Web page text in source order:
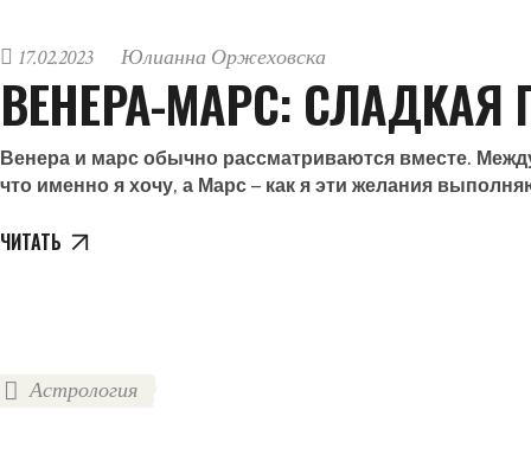
17.02.2023 Юлианна Оржеховска
ВЕНЕРА-МАРС: СЛАДКАЯ
Венера и марс обычно рассматриваются вместе.
что именно я хочу, а Марс – как я эти желания
ЧИТАТЬ
Астрология